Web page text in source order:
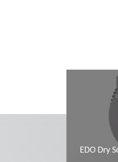
EDO Dry